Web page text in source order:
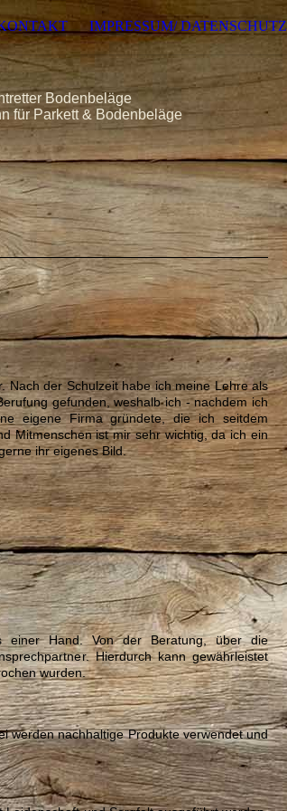
IMPRESSUM/ DATENSCHUTZ
Bodenbeläge
für Parkett & Bodenbeläge
Nach der Schulzeit habe ich meine Lehre als
gefunden, weshalb ich - nachdem ich
eigene Firma gründete, die ich seitdem
Mitmenschen ist mir sehr wichtig, da ich ein
ihr eigenes Bild.
einer Hand. Von der Beratung, über die
Hierdurch kann gewährleistet
wurden.
werden nachhaltige Produkte verwendet und